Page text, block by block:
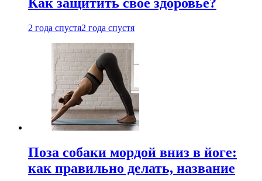
2 года спустя2 года спустя
Поза собаки мордой вниз в йоге:
как правильно делать, название